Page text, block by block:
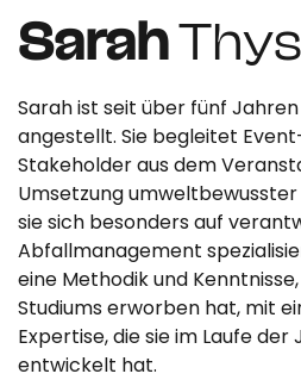
Sarah
Sarah ist seit über fünf Jahren
angestellt. Sie begleitet
Stakeholder aus dem
Umsetzung
sie sich besonders auf
Abfallmanagement
eine Methodik und
Studiums erworben hat, mit
Expertise, die sie im Laufe der
entwickelt hat.